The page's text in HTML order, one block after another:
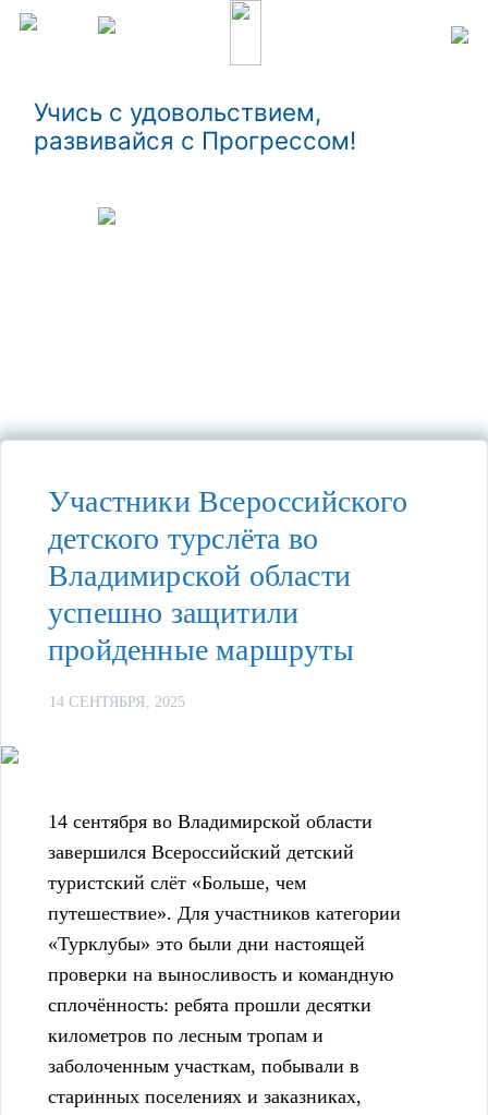
Учись с удовольствием,
развивайся с Прогрессом!
Участники Всероссийского
детского турслёта во
Владимирской области
успешно защитили
пройденные маршруты
14 СЕНТЯБРЯ, 2025
14 сентября во Владимирской области
завершился Всероссийский детский
туристский слёт «Больше, чем
путешествие». Для участников категории
«Турклубы» это были дни настоящей
проверки на выносливость и командную
сплочённость: ребята прошли десятки
километров по лесным тропам и
заболоченным участкам, побывали в
старинных поселениях и заказниках,